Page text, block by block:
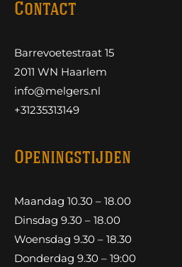
Contact
Barrevoetestraat 15
2011 WN Haarlem
info@melgers.nl
+31235313149
Openingstijden
Maandag 10.30 – 18.00
Dinsdag 9.30 – 18.00
Woensdag 9.30 – 18.30
Donderdag 9.30 – 19:00